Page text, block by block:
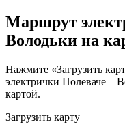
Маршрут
Володьки на
Нажмите «Загрузить
электрички Полеваче –
картой.
Загрузить карту